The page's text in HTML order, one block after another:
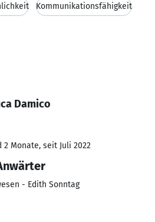
Kommunikationsfähigkeit
Damico
2 Monate, seit Juli 2022
- Edith Sonntag